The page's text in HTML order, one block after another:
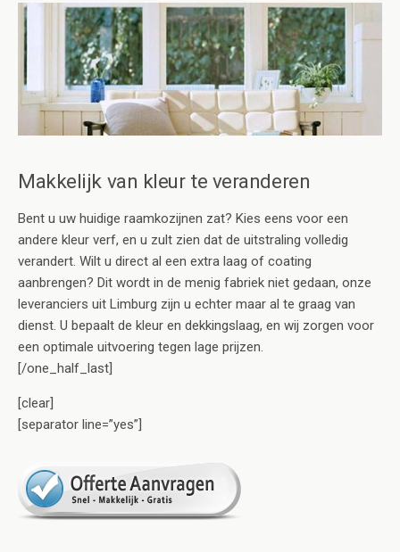
Makkelijk van kleur te veranderen
Bent u uw huidige raamkozijnen zat? Kies eens voor een
andere kleur verf, en u zult zien dat de uitstraling volledig
verandert. Wilt u direct al een extra laag of coating
aanbrengen? Dit wordt in de menig fabriek niet gedaan, onze
leveranciers uit Limburg zijn u echter maar al te graag van
dienst. U bepaalt de kleur en dekkingslaag, en wij zorgen voor
een optimale uitvoering tegen lage prijzen.
[/one_half_last]
[clear]
[separator line=”yes”]